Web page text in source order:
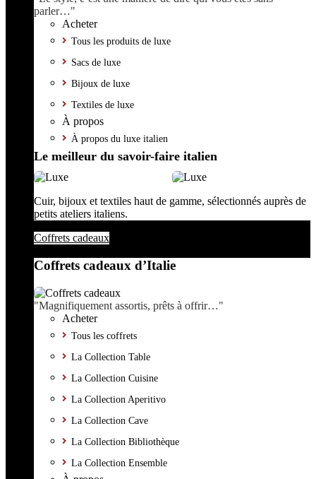
parler…"
Acheter
Tous les produits de luxe
Sacs de luxe
Bijoux de luxe
Textiles de luxe
À propos
À propos du luxe italien
Le meilleur du savoir-faire italien
Cuir, bijoux et textiles haut de gamme, sélectionnés auprès de
petits ateliers italiens.
Coffrets cadeaux
Coffrets cadeaux d’Italie
"Magnifiquement assortis, prêts à offrir…"
Acheter
Tous les coffrets
La Collection Table
La Collection Cuisine
La Collection Aperitivo
La Collection Cave
La Collection Bibliothèque
La Collection Ensemble